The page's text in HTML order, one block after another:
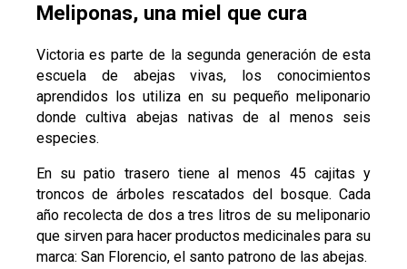
Meliponas, una miel que cura
Victoria es parte de la segunda generación de esta
escuela de abejas vivas, los conocimientos
aprendidos los utiliza en su pequeño meliponario
donde cultiva abejas nativas de al menos seis
especies.
En su patio trasero tiene al menos 45 cajitas y
troncos de árboles rescatados del bosque. Cada
año recolecta de dos a tres litros de su meliponario
que sirven para hacer productos medicinales para su
marca: San Florencio, el santo patrono de las abejas.